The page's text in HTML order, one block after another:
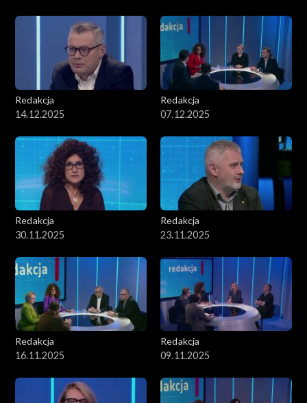
Redakcja
14.12.2025
Redakcja
07.12.2025
Redakcja
30.11.2025
Redakcja
23.11.2025
Redakcja
16.11.2025
Redakcja
09.11.2025